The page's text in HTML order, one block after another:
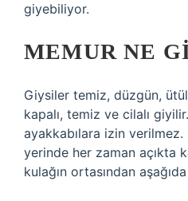
giyebiliyor.
MEMUR NE
Giysiler temiz, düzgün,
kapalı, temiz ve cilalı
ayakkabılara izin
yerinde her zaman açıkta
kulağın ortasından